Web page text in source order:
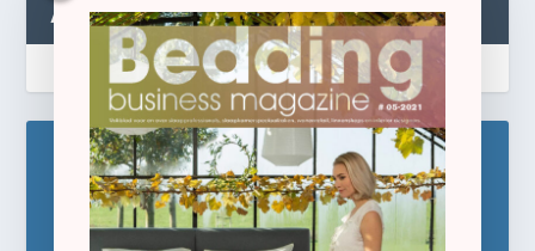
ABONNEREN
Blijf op de hoogte!
Schrijf u hier in voor de gratis e-newsletter.